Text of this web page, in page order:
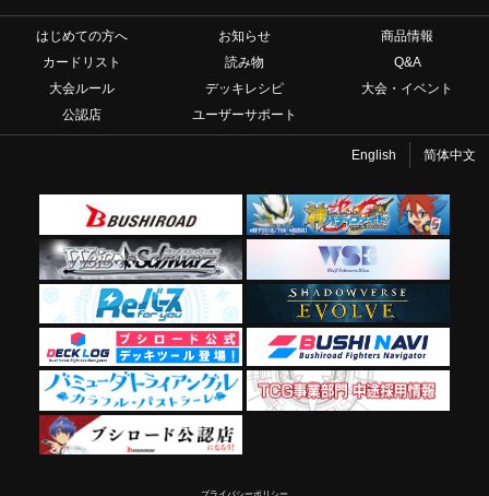
はじめての方へ お知らせ
商品情報
カードリスト
読み物
Q&A
大会ルール
デッキレシピ
大会・イベント
公認店
ユーザーサポート
English 简体中文